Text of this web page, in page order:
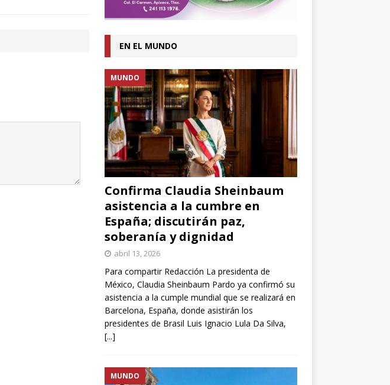
EN EL MUNDO
Confirma Claudia Sheinbaum
asistencia a la cumbre en
España; discutirán paz,
soberanía y dignidad
MUNDO
abril 13, 2026
Para compartir Redacción La presidenta de
México, Claudia Sheinbaum Pardo ya confirmó su
asistencia a la cumple mundial que se realizará en
Barcelona, España, donde asistirán los
presidentes de Brasil Luis Ignacio Lula Da Silva,
[...]
MUNDO